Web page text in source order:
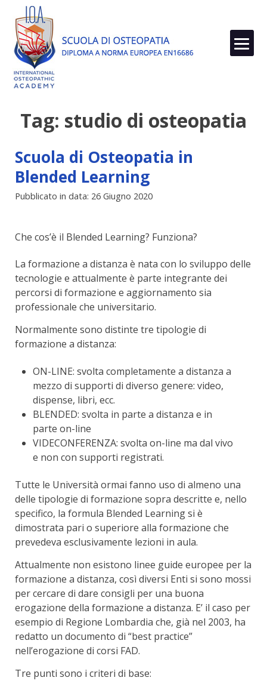
content
Tag: studio di osteopatia
Scuola di Osteopatia in
Blended Learning
Pubblicato in data: 26 Giugno 2020
Che cos’è il Blended Learning? Funziona?
La formazione a distanza è nata con lo sviluppo delle
tecnologie e attualmente è parte integrante dei
percorsi di formazione e aggiornamento sia
professionale che universitario.
Normalmente sono distinte tre tipologie di
formazione a distanza:
ON-LINE: svolta completamente a distanza a
mezzo di supporti di diverso genere: video,
dispense, libri, ecc.
BLENDED: svolta in parte a distanza e in
parte on-line
VIDECONFERENZA: svolta on-line ma dal vivo
e non con supporti registrati.
Tutte le Università ormai fanno uso di almeno una
delle tipologie di formazione sopra descritte e, nello
specifico, la formula Blended Learning si è
dimostrata pari o superiore alla formazione che
prevedeva esclusivamente lezioni in aula.
Attualmente non esistono linee guide europee per la
formazione a distanza, così diversi Enti si sono mossi
per cercare di dare consigli per una buona
erogazione della formazione a distanza. E’ il caso per
esempio di Regione Lombardia che, già nel 2003, ha
redatto un documento di “best practice”
nell’erogazione di corsi FAD.
Tre punti sono i criteri di base: